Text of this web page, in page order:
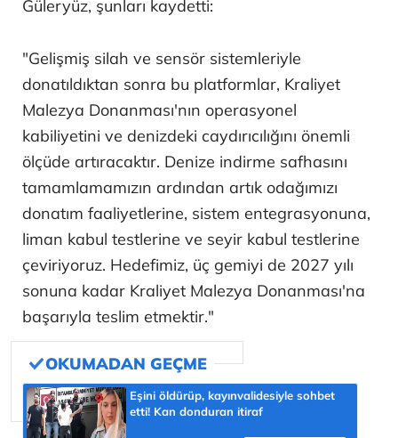
ÜÇ GEMİ DÖRT AYDA DENİZE İNDİRİLDİ
STM Genel Müdürü Özgür Güleryüz de yalnızca
dört ay gibi kısa bir sürede LMS Batch 2 Projesi
kapsamındaki üç geminin de başarıyla denize
indirilmesinin gururunu yaşadıklarını söyledi.
Türkiye ile Malezya arasındaki stratejik
işbirliğinin en somut örneklerinden birini bu
projeyle başarıyla hayata geçirdiklerini belirten
Güleryüz, şunları kaydetti:
"Gelişmiş silah ve sensör sistemleriyle
donatıldıktan sonra bu platformlar, Kraliyet
Malezya Donanması'nın operasyonel
kabiliyetini ve denizdeki caydırıcılığını önemli
ölçüde artıracaktır. Denize indirme safhasını
tamamlamamızın ardından artık odağımızı